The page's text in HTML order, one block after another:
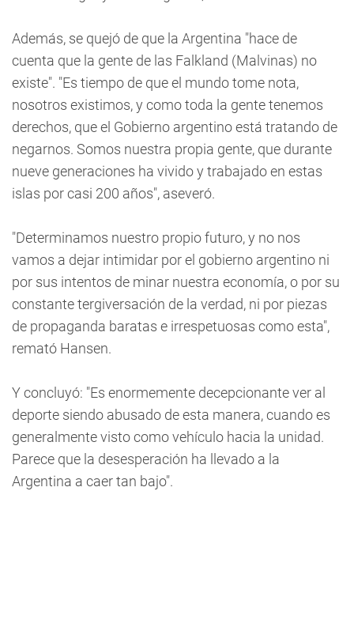
Además, se quejó de que la Argentina "hace de
cuenta que la gente de las Falkland (Malvinas) no
existe". "Es tiempo de que el mundo tome nota,
nosotros existimos, y como toda la gente tenemos
derechos, que el Gobierno argentino está tratando de
negarnos. Somos nuestra propia gente, que durante
nueve generaciones ha vivido y trabajado en estas
islas por casi 200 años", aseveró.
"Determinamos nuestro propio futuro, y no nos
vamos a dejar intimidar por el gobierno argentino ni
por sus intentos de minar nuestra economía, o por su
constante tergiversación de la verdad, ni por piezas
de propaganda baratas e irrespetuosas como esta",
remató Hansen.
Y concluyó: "Es enormemente decepcionante ver al
deporte siendo abusado de esta manera, cuando es
generalmente visto como vehículo hacia la unidad.
Parece que la desesperación ha llevado a la
Argentina a caer tan bajo".